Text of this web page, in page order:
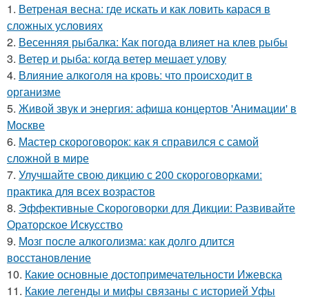
1. Ветреная весна: где искать и как ловить карася в
сложных условиях
2. Весенняя рыбалка: Как погода влияет на клев рыбы
3. Ветер и рыба: когда ветер мешает улову
4. Влияние алкоголя на кровь: что происходит в
организме
5. Живой звук и энергия: афиша концертов 'Анимации' в
Москве
6. Мастер скороговорок: как я справился с самой
сложной в мире
7. Улучшайте свою дикцию с 200 скороговорками:
практика для всех возрастов
8. Эффективные Скороговорки для Дикции: Развивайте
Ораторское Искусство
9. Мозг после алкоголизма: как долго длится
восстановление
10. Какие основные достопримечательности Ижевска
11. Какие легенды и мифы связаны с историей Уфы